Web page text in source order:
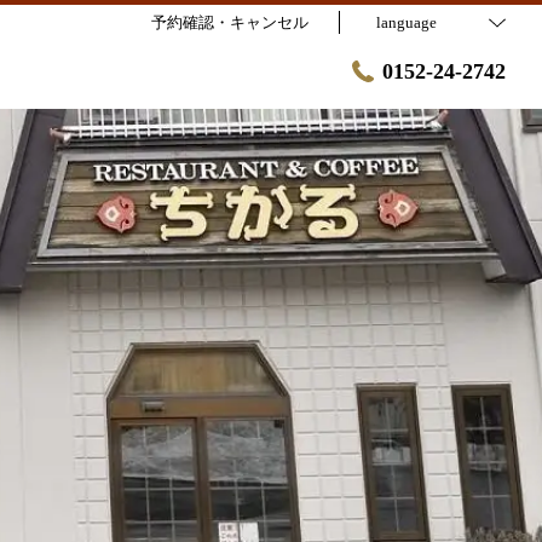
予約確認・キャンセル language
0152-24-2742